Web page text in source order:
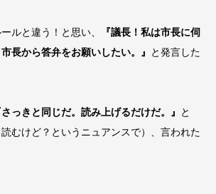
ルと違う！と思い、
『議長！私は市長に伺
長から答弁をお願いしたい。』
と発言した
さっきと同じだ。読み上げるだけだ。』
と
読むけど？というニュアンスで）、言われた